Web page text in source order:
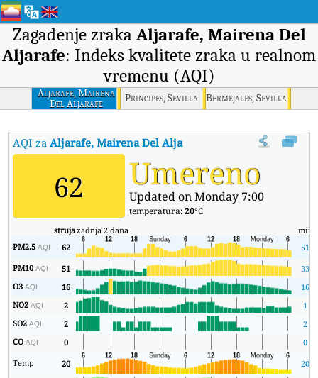
Zagađenje zraka Aljarafe, Mairena Del
Aljarafe: Indeks kvalitete zraka u realnom
vremenu (AQI)
Aljarafe, Mairena
Del Aljarafe
Principes, Sevilla Bermejales, Sevilla
AQI zaAljarafe, Mairena Del Aljarafe Indeks kvaliteta zraka
62 Umereno
Updated on Monday 7:00
temperatura:20°C
strujazadnja 2 dana min
PM2.5AQI 62
51
PM10AQI 51
33
O3AQI 16
16
NO2AQI 2
1
SO2AQI 2
2
COAQI 0
0
Temp
20
20